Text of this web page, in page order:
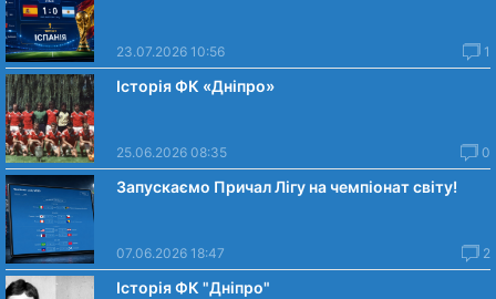
23.07.2026 10:56 1
Історія ФК «Дніпро»
25.06.2026 08:35 0
Запускаємо Причал Лігу на чемпіонат світу!
07.06.2026 18:47 2
Історія ФК "Дніпро"